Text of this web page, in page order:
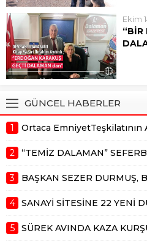
Ekim
“BİR
GÜNCEL HABERLER
1 Ortaca EmniyetTeşkilatının
2 “TEMİZ DALAMAN”
3 BAŞKAN SEZER DURMUŞ,
4 SANAYİ SİTESİNE 22 YENİ
5 SÜREK AVINDA KAZA